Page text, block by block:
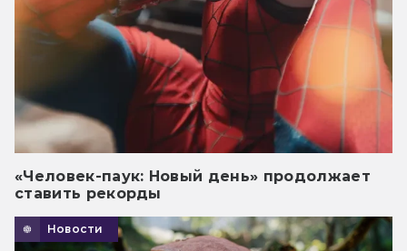
«Человек-паук: Новый день» продолжает
ставить рекорды
Новости